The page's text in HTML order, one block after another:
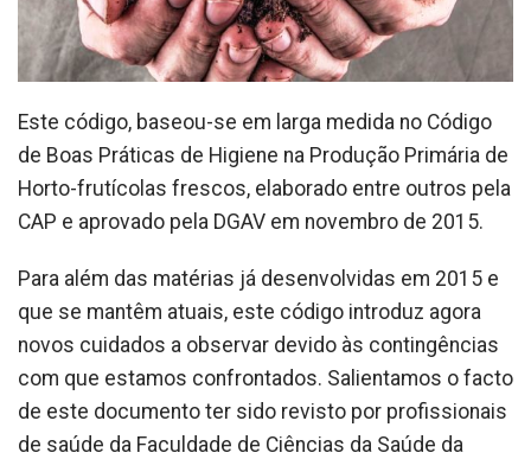
Este código, baseou-se em larga medida no Código
de Boas Práticas de Higiene na Produção Primária de
Horto-frutícolas frescos, elaborado entre outros pela
CAP e aprovado pela DGAV em novembro de 2015.
Para além das matérias já desenvolvidas em 2015 e
que se mantêm atuais, este código introduz agora
novos cuidados a observar devido às contingências
com que estamos confrontados. Salientamos o facto
de este documento ter sido revisto por profissionais
de saúde da Faculdade de Ciências da Saúde da